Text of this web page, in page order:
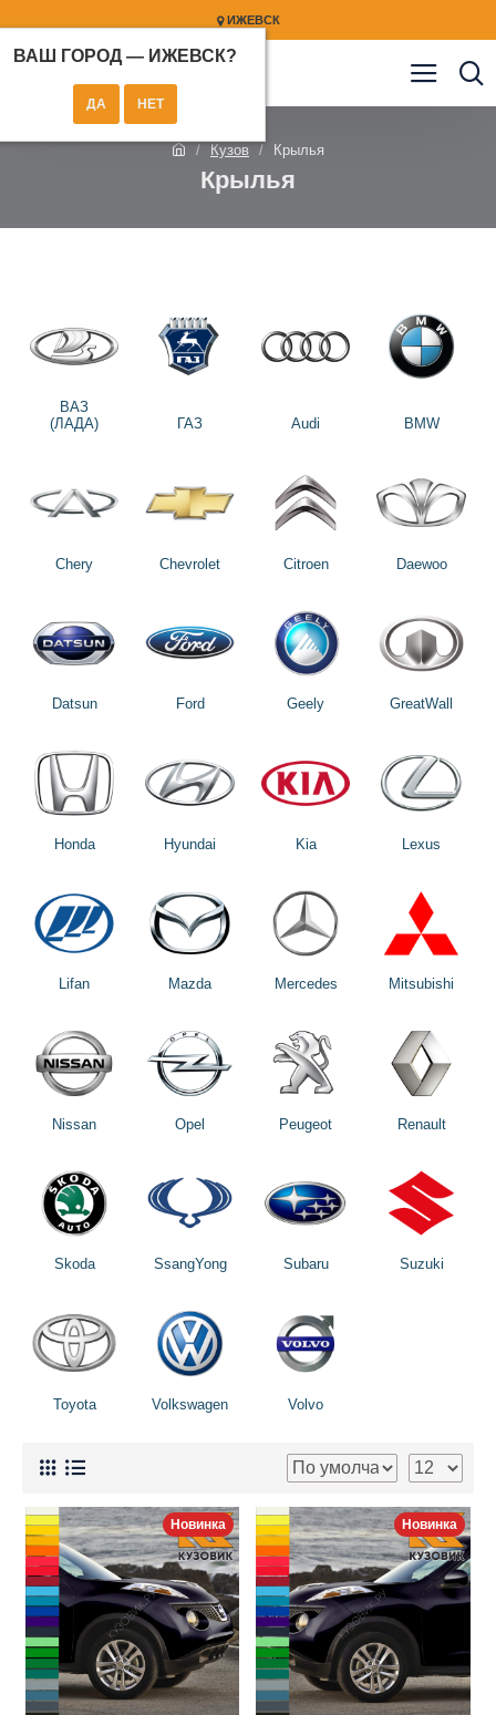
ИЖЕВСК
ВАШ ГОРОД — ИЖЕВСК?
Кузов Крылья
Крылья
ВАЗ
(ЛАДА)
ГАЗ Audi BMW
Chery Chevrolet Citroen Daewoo
Datsun Ford Geely GreatWall
Honda Hyundai Kia Lexus
Lifan Mazda Mercedes Mitsubishi
Nissan Opel Peugeot Renault
Skoda SsangYong Subaru Suzuki
Toyota Volkswagen Volvo
Новинка Новинка